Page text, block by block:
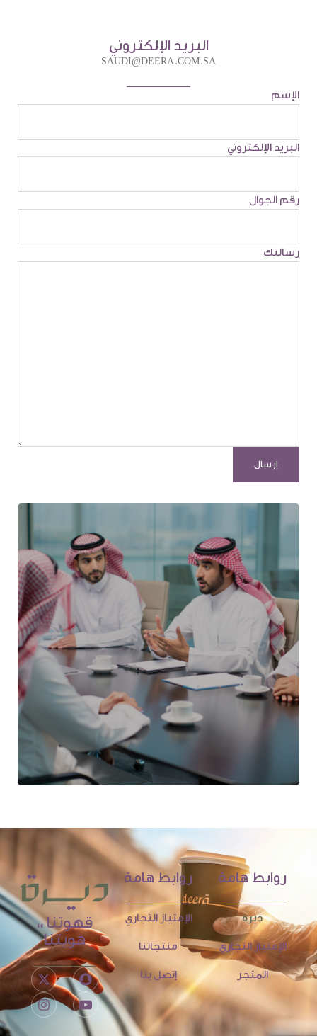
البريد الإلكتروني
SAUDI@DEERA.COM.SA
الإسم
البريد الإلكتروني
رقم الجوال
رسالتك
قهوتنا ،،
هويتنا
روابط هامة
ديرة
الإمتياز التجاري
المتجر
روابط هامة
الإمتياز التجاري
منتجاتنا
إتصل بنا